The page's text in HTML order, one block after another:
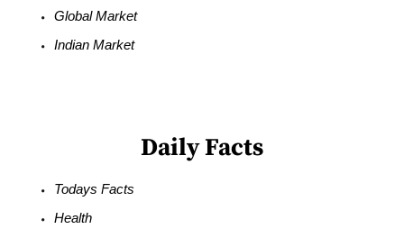
Global Market
Indian Market
Daily Facts
Todays Facts
Health